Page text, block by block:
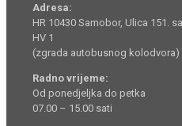
Adresa:
HR 10430 Samobor, Ulica 151.
HV 1
(zgrada autobusnog kolodvora)
Radno vrijeme:
Od ponedjeljka do petka
07.00 – 15.00 sati